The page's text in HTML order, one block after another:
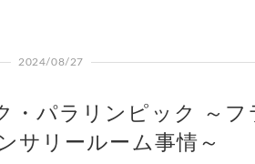
2024/08/27
・パラリンピック ～フ
サリールーム事情～